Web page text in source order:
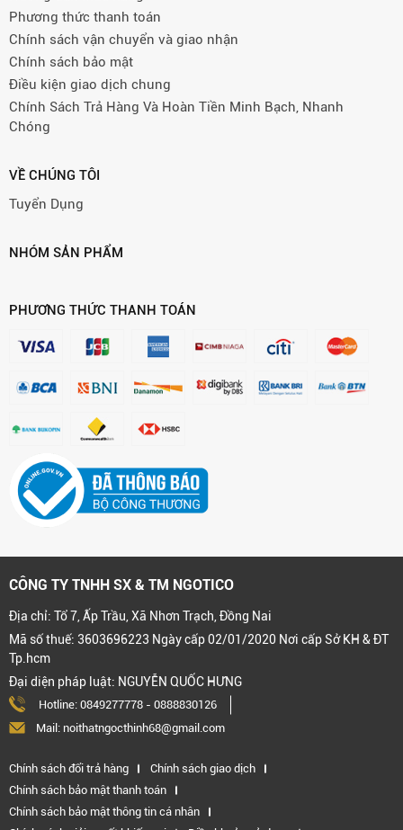
Phương thức thanh toán
Chính sách vận chuyển và giao nhận
Chính sách bảo mật
Điều kiện giao dịch chung
Chính Sách Trả Hàng Và Hoàn Tiền Minh Bạch, Nhanh
Chóng
VỀ CHÚNG TÔI
Tuyển Dụng
NHÓM SẢN PHẨM
PHƯƠNG THỨC THANH TOÁN
CÔNG TY TNHH SX & TM NGOTICO
Địa chỉ: Tổ 7, Ấp Trầu, Xã Nhơn Trạch, Đồng Nai
Mã số thuế: 3603696223 Ngày cấp 02/01/2020 Nơi cấp Sở KH & ĐT
Tp.hcm
Đại diện pháp luật: NGUYỄN QUỐC HƯNG
Hotline: 0849277778 - 0888830126
Mail: noithatngocthinh68@gmail.com
Chính sách đổi trả hàng
Chính sách giao dịch
Chính sách bảo mật thanh toán
Chính sách bảo mật thông tin cá nhân